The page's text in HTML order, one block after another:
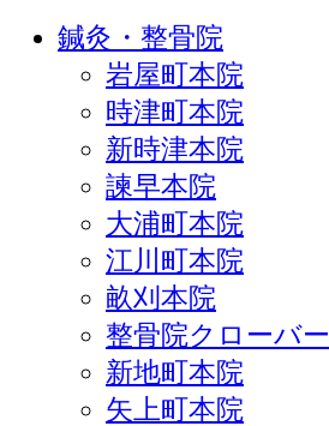
鍼灸・整骨院
岩屋町本院
時津町本院
新時津本院
諫早本院
大浦町本院
江川町本院
畝刈本院
整骨院クローバー
新地町本院
矢上町本院